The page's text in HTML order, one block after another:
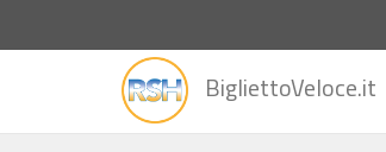
alla
BigliettoVeloce.it